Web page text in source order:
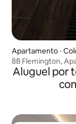
Apartamento ⋅
8B Flemington,
Aluguel por